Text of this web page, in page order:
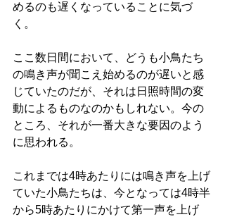
めるのも遅くなっていることに気づ
く。
ここ数日間において、どうも小鳥たち
の鳴き声が聞こえ始めるのが遅いと感
じていたのだが、それは日照時間の変
動によるものなのかもしれない。今の
ところ、それが一番大きな要因のよう
に思われる。
これまでは4時あたりには鳴き声を上げ
ていた小鳥たちは、今となっては4時半
から5時あたりにかけて第一声を上げ